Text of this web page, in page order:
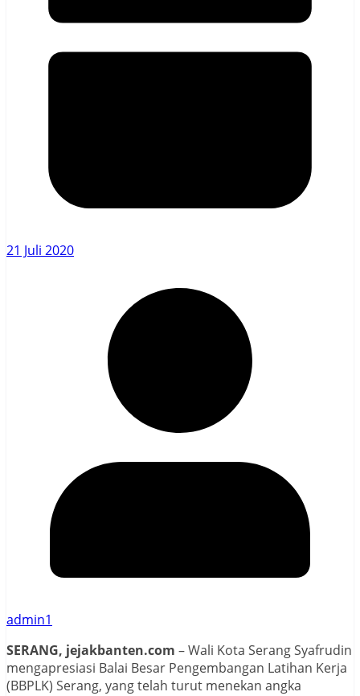
21 Juli 2020
admin1
SERANG, jejakbanten.com – Wali Kota Serang Syafrudin
mengapresiasi Balai Besar Pengembangan Latihan Kerja
(BBPLK) Serang, yang telah turut menekan angka